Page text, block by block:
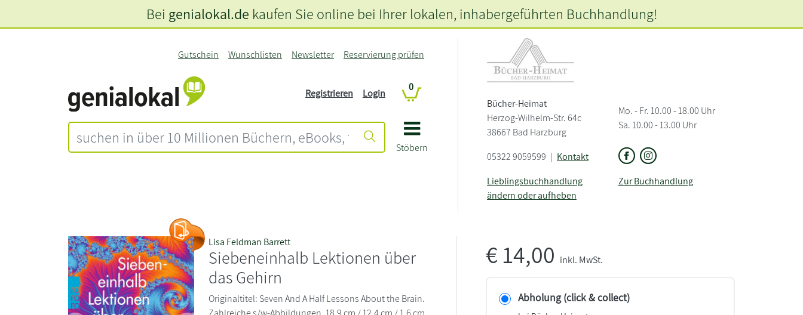
Stöbern
Gutschein Wunschlisten Newsletter Reservierung prüfen
Registrieren Login
0
Bücher-Heimat
Herzog-Wilhelm-Str. 64c
38667 Bad Harzburg
Mo. - Fr. 10.00 - 18.00 Uhr
Sa. 10.00 - 13.00 Uhr
05322 9059599 | Kontakt
Lieblingsbuchhandlung
ändern oder aufheben
Zur Buchhandlung
Bei genialokal.de kaufen Sie online bei Ihrer lokalen, inhabergeführten Buchhandlung!
Lisa Feldman Barrett
Siebeneinhalb Lektionen über
das Gehirn
Originaltitel: Seven And A Half Lessons About the Brain.
€14,00 inkl. MwSt.
Abholung (click & collect)